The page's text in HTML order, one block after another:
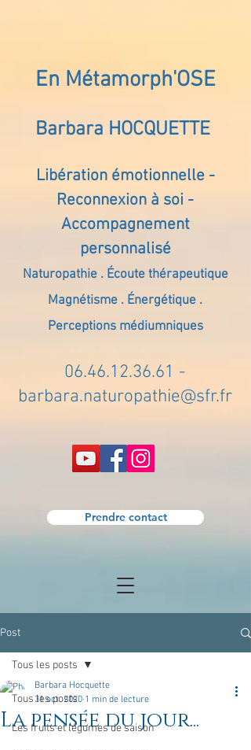
En Métamorph'OSE
Barbara HOCQUETTE
Libération émotionnelle -
Reconnexion à soi -
Accompagnement
personnalisé
Naturopathie . Écoute thérapeutique
Magnétisme . Énergétique .
Perceptions médiumniques
06.46.12.36.61 -
barbara.naturopathie@sfr.fr
Prendre contact
Post
Tous les posts
Les fruits et légumes de saison
Tous les posts
La pensée du jour...
Barbara Hocquette
31 oct. 2020 1 min de lecture